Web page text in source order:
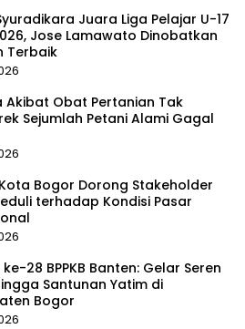
Juara Liga Pelajar U-17
Jose Lamawato Dinobatkan
Terbaik
Akibat Obat Pertanian Tak
Sejumlah Petani Alami Gagal
Kota Bogor Dorong Stakeholder
terhadap Kondisi Pasar
28 BPPKB Banten: Gelar Seren
Santunan Yatim di
Bogor